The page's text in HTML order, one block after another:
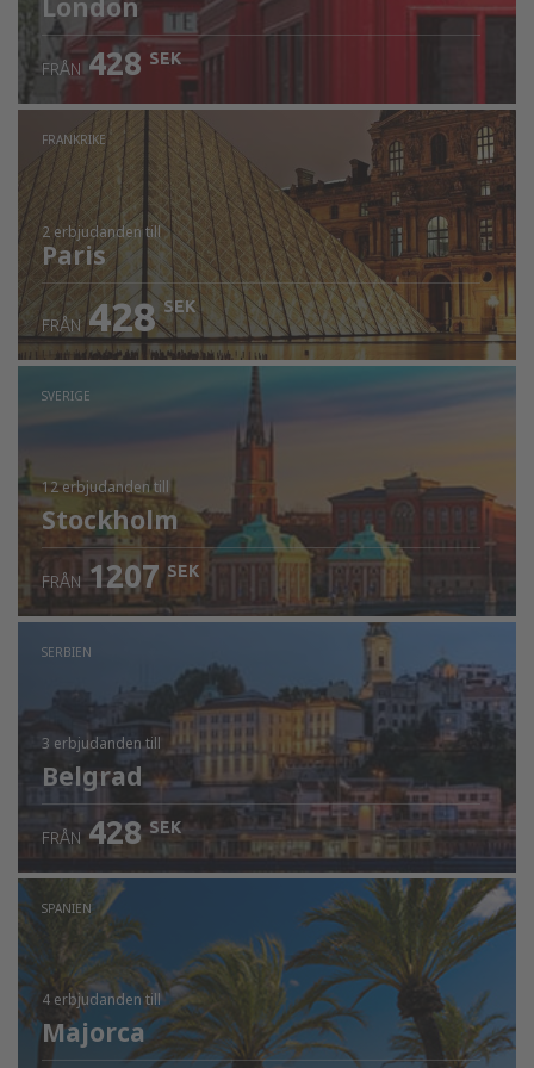
London
FRÅN 428 SEK
FRANKRIKE
2 erbjudanden till
Paris
FRÅN 428 SEK
SVERIGE
12 erbjudandentill
Stockholm
FRÅN 1207 SEK
SERBIEN
3 erbjudandentill
Belgrad
FRÅN 428 SEK
SPANIEN
4 erbjudandentill
Majorca